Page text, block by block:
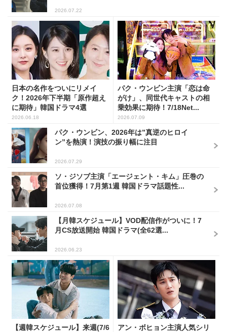
2026.07.22
日本の名作をついにリメイ
ク！2026年下半期「原作超え
に期待」韓国ドラマ4選
2026.06.18
パク・ウンビン主演「恋は命
がけ」、同世代キャストの相
乗効果に期待！7/18Net...
2026.07.09
パク・ウンビン、2026年は”真逆のヒロイ
ン”を熱演！演技の振り幅に注目
2026.07.29
ソ・ジソブ主演「エージェント・キム」圧巻の
首位獲得！7月第1週 韓国ドラマ話題性...
2026.07.08
【月韓スケジュール】VOD配信作がついに！7
月CS放送開始 韓国ドラマ(全62選...
2026.06.23
【週韓スケジュール】来週(7/6
アン・ボヒョン主演人気シリ